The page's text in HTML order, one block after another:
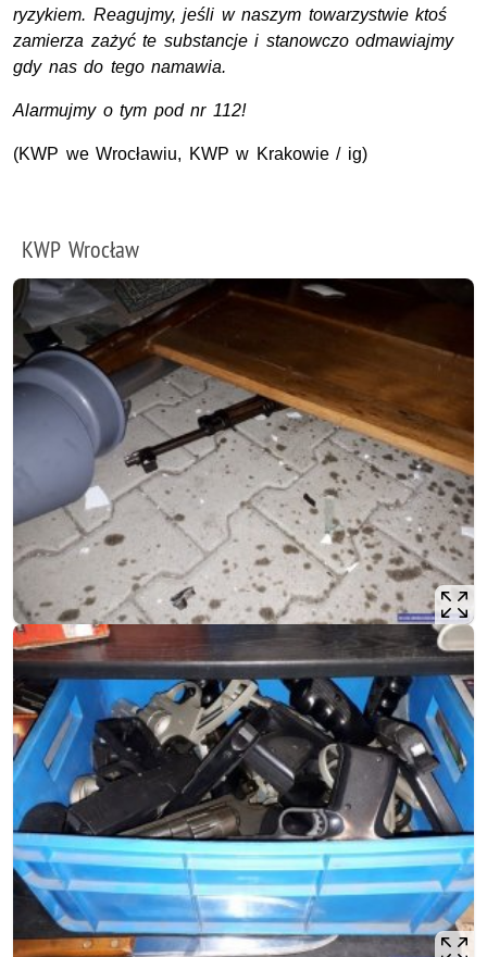
ryzykiem. Reagujmy, jeśli w naszym towarzystwie ktoś
zamierza zażyć te substancje i stanowczo odmawiajmy
gdy nas do tego namawia.
Alarmujmy o tym pod nr 112!
(KWP we Wrocławiu, KWP w Krakowie / ig)
KWP Wrocław